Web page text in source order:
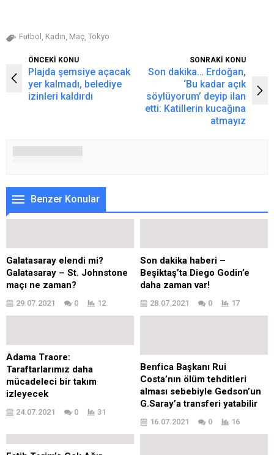
Futbol , Kadın, Maç, Tokyo
ÖNCEKİ KONU
Plajda şemsiye açacak
yer kalmadı, belediye
izinleri kaldırdı
SONRAKİ KONU
Son dakika… Erdoğan,
‘Bu kadar açık
söylüyorum’ deyip ilan
etti: Katillerin kucağına
atmayız
Benzer Konular
Galatasaray elendi mi?
Galatasaray – St. Johnstone
maçı ne zaman?
29.07.2021 0 12
Son dakika haberi –
Beşiktaş’ta Diego Godin’e
daha zaman var!
28.07.2021 0 17
Adama Traore:
Taraftarlarımız daha
mücadeleci bir takım
izleyecek
24.07.2021 0 31
Benfica Başkanı Rui
Costa’nın ölüm tehditleri
alması sebebiyle Gedson’un
G.Saray’a transferi yatabilir
16.07.2021 0 16